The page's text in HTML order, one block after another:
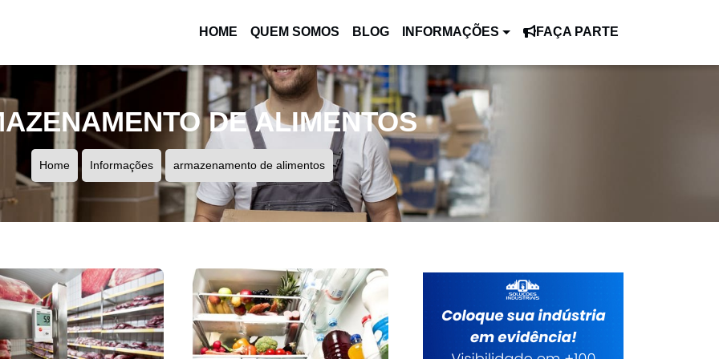
HOME
(CURRENT)
QUEM SOMOS BLOG INFORMAÇÕES FAÇA PARTE
DE ALIMENTOS
Home Informações armazenamento de alimentos